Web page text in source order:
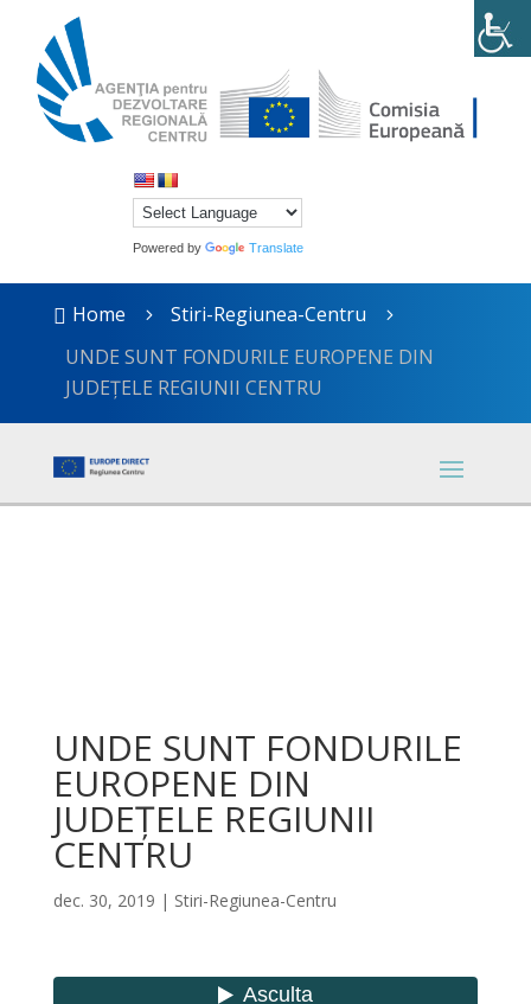
Powered by Translate
 Home 5 Stiri-Regiunea-Centru 5
UNDE SUNT FONDURILE EUROPENE DIN
JUDEȚELE REGIUNII CENTRU
UNDE SUNT FONDURILE
EUROPENE DIN
JUDEȚELE REGIUNII
CENTRU
dec. 30, 2019 | Stiri-Regiunea-Centru